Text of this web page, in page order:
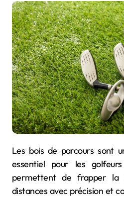
Les bois de parcours sont
essentiel pour les
permettent de frapper la
distances avec précision et